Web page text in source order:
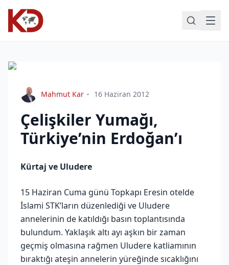
Mahmut Kar 16 Haziran 2012
Çelişkiler Yumağı,
Türkiye’nin Erdoğan’ı
Kürtaj ve Uludere
15 Haziran Cuma günü Topkapı Eresin otelde
İslami STK’ların düzenlediği ve Uludere
annelerinin de katıldığı basın toplantısında
bulundum. Yaklaşık altı ayı aşkın bir zaman
geçmiş olmasına rağmen Uludere katliamının
bıraktığı ateşin annelerin yüreğinde sıcaklığını